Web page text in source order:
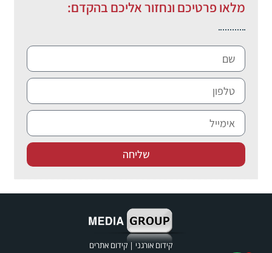
מלאו פרטיכם ונחזור אליכם בהקדם:
שליחה
קידום אורגני |קידום אתרים